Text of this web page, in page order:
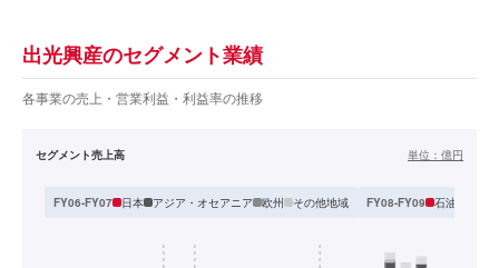
出光興産のセグメント業績
各事業の売上・営業利益・利益率の推移
セグメント売上高 単位： 億円
FY06-FY07 日本 アジア・オセアニア 欧州 その他地域 FY08-FY09 石油製品